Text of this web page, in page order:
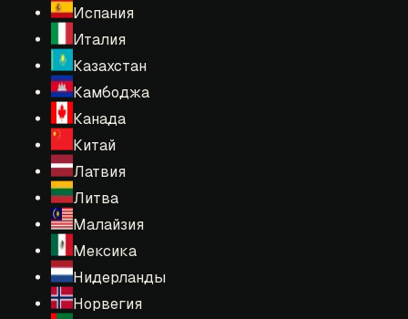
Испания
Италия
Казахстан
Камбоджа
Канада
Китай
Латвия
Литва
Малайзия
Мексика
Нидерланды
Норвегия